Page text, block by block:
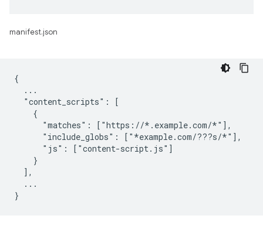
manifest.json
{
  ...
  "content_scripts": [
    {
      "matches": ["https://*.example.com/*"],
      "include_globs": ["*example.com/???s/*"],
      "js": ["content-script.js"]
    }
  ],
  ...